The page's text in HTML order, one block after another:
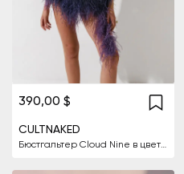
390,00 $
CULTNAKED
Бюстгальтер Cloud Nine в цвете Ink